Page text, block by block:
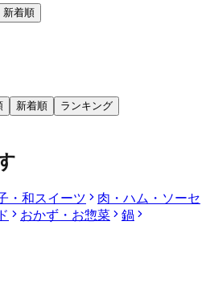
新着順
新着順 ランキング
・和スイーツ
肉・ハム・ソーセ
おかず・お惣菜 鍋